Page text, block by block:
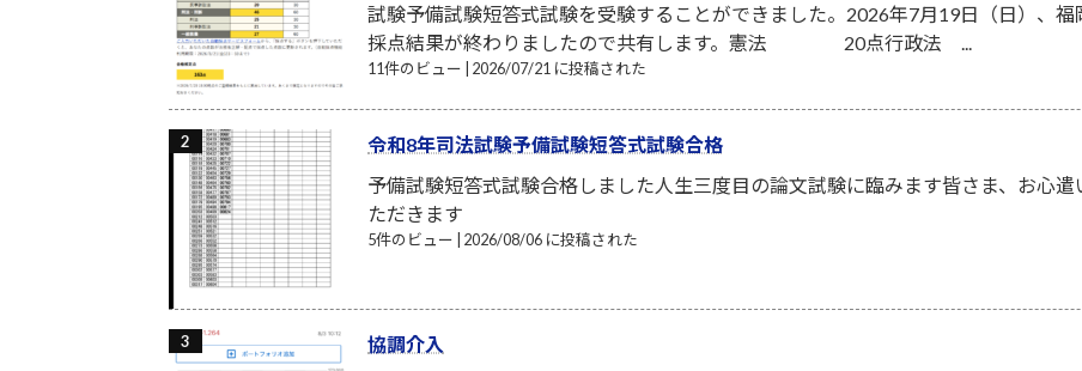
試験予備試験短答式試験を受験することができました。2026年7月19日（日）、
採点結果が終わりましたので共有します。憲法 20点行政法 ...
11件のビュー 2026/07/21 に投稿された
令和8年司法試験予備試験短答式試験合格
予備試験短答式試験合格しました人生三度目の論文試験に臨みます皆さま、お心
ただきます
5件のビュー 2026/08/06 に投稿された
協調介入